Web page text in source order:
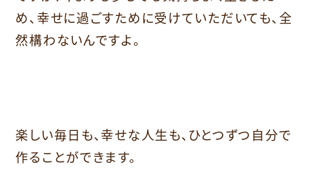
め、幸せに過ごすために受けていただいても、全
然構わないんですよ。
楽しい毎日も、幸せな人生も、ひとつずつ自分で
作ることができます。